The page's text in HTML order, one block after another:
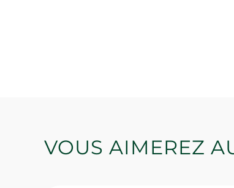
VOUS AIMEREZ